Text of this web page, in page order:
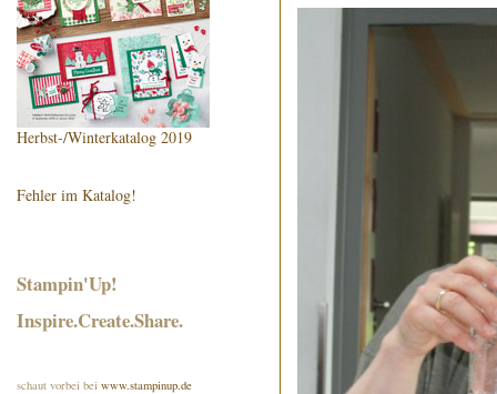
Herbst-/Winterkatalog 2019
Fehler im Katalog!
Stampin'Up!
Inspire.Create.Share.
schaut vorbei bei www.stampinup.de